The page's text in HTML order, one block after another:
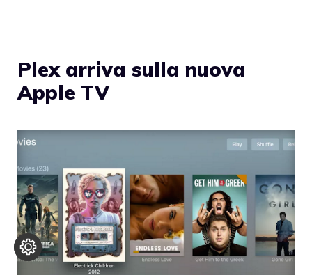
Plex arriva sulla nuova
Apple TV